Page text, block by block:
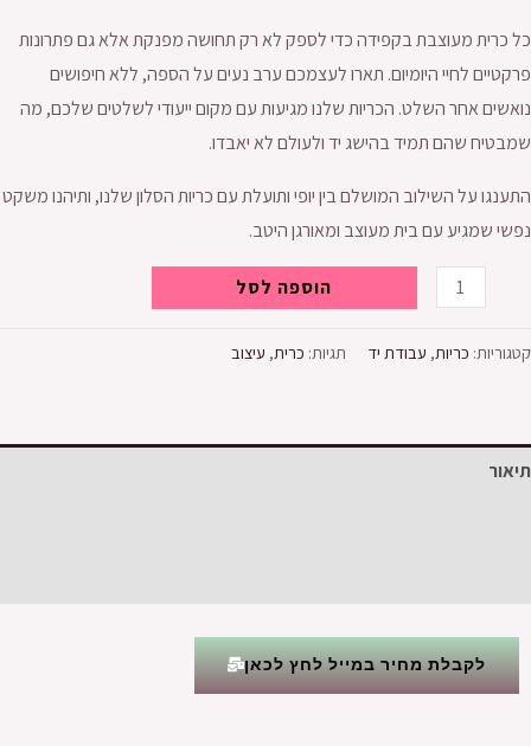
כל כרית מעוצבת בקפידה כדי לספק לא רק תחושה מפנקת אלא גם פתרונות
פרקטיים לחיי היומיום. תארו לעצמכם ערב נעים על הספה, ללא חיפושים
נואשים אחר השלט. הכריות שלנו מגיעות עם מקום ייעודי לשלטים שלכם, מה
שמבטיח שהם תמיד בהישג יד ולעולם לא יאבדו.
התענגו על השילוב המושלם בין יופי ותועלת עם כריות הסלון שלנו, ותיהנו משקט
נפשי שמגיע עם בית מעוצב ומאורגן היטב.
הוספה לסל
קטגוריות: כריות, עבודת יד תגיות: כרית, עיצוב
תיאור
לקבלת מחיר במייל לחץ לכאן